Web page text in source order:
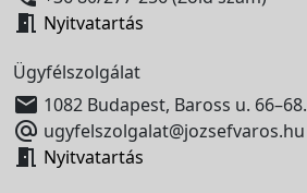
 Nyitvatartás
Ügyfélszolgálat
 1082 Budapest, Baross u. 66–68.
 ugyfelszolgalat@jozsefvaros.hu
 Nyitvatartás